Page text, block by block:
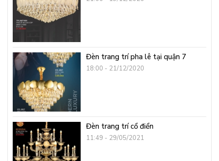
Đèn trang trí pha lê tại quận 7
18:00 - 21/12/2020
Đèn trang trí cổ điển
11:49 - 29/05/2021